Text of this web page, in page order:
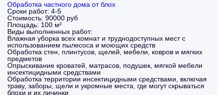
Обработка частного дома от блох
Сроки работ: 4-5
Стоимость: 90000 руб
Площадь: 100 м²
Виды выполненных работ:
Влажная уборка всех комнат и труднодоступных мест с
использованием пылесоса и моющих средств
Обработка стен, плинтусов, щелей, мебели, ковров и мягких
предметов
Опрыскивание кроватей, матрасов, подушек, мягкой мебели
инсектицидными средствами
Обработка территории инсектицидными средствами, включая
траву, заборы, щели и укромные места, где могут скрываться
блохи и их личинки